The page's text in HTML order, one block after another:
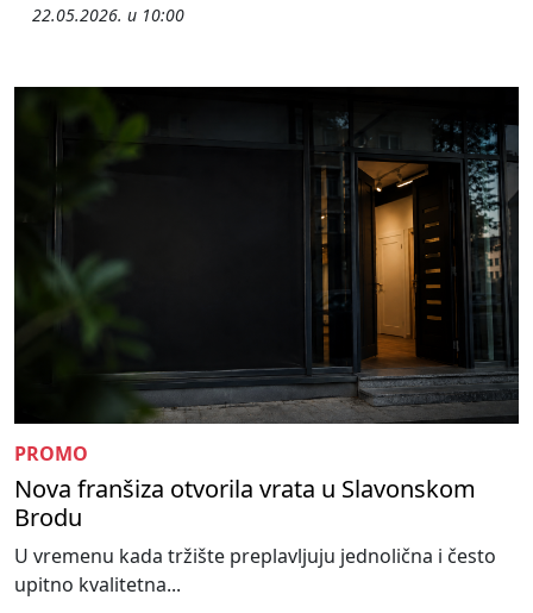
22.05.2026. u 10:00
PROMO
Nova franšiza otvorila vrata u Slavonskom
Brodu
U vremenu kada tržište preplavljuju jednolična i često
upitno kvalitetna...